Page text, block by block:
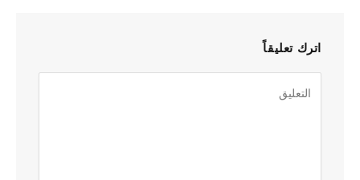
اترك تعليقاً